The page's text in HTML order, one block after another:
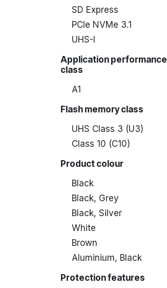
SD Express
PCIe NVMe 3.1
UHS-I
Application performance
class
A1
Flash memory class
UHS Class 3 (U3)
Class 10 (C10)
Product colour
Black
Black, Grey
Black, Silver
White
Brown
Aluminium, Black
Protection features